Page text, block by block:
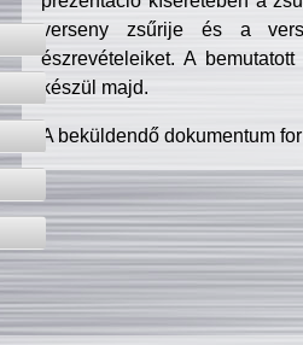
verseny zsűrije és a
észrevételeiket. A
készül majd.
A beküldendő dokumentum